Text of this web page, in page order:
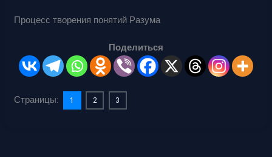
Процесс творения понятий Разума
Поделиться
Страницы: 1 2 3